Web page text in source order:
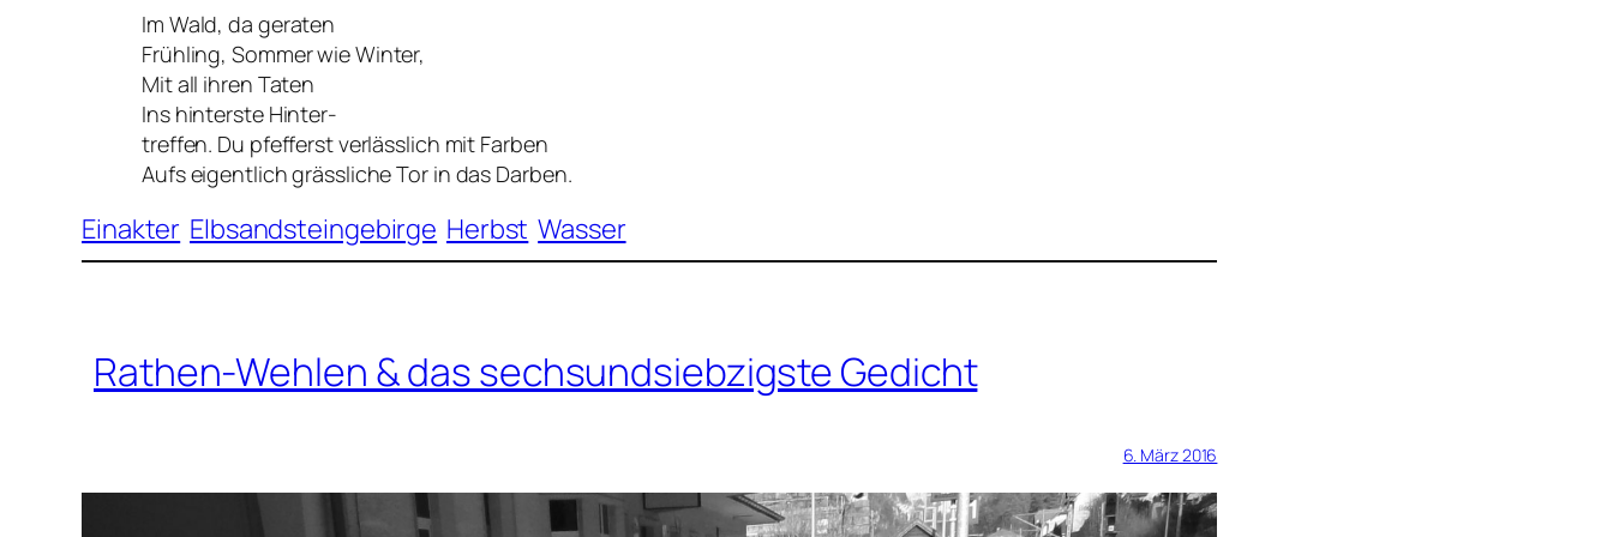
Im Wald, da geraten
Frühling, Sommer wie Winter,
Mit all ihren Taten
Ins hinterste Hinter-
treffen. Du pfefferst verlässlich mit Farben
Aufs eigentlich grässliche Tor in das Darben.
Einakter Elbsandsteingebirge Herbst Wasser
Rathen-Wehlen & das sechsundsiebzigste Gedicht
6. März 2016